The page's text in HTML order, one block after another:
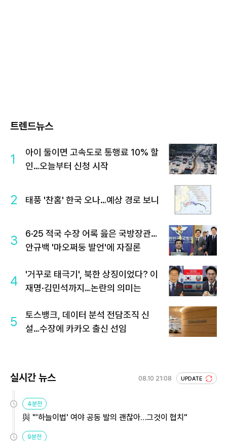
트렌드뉴스
1
아이 둘이면 고속도로 통행료 10% 할
인…오늘부터 신청 시작
2 태풍 '찬홈' 한국 오나…예상 경로 보니
3
6·25 적국 수장 어록 읊은 국방장관…
안규백 '마오쩌둥 발언'에 자질론
4
'거꾸로 태극기', 북한 상징이었다? 이
재명·김민석까지…논란의 의미는
5
토스뱅크, 데이터 분석 전담조직 신
설…수장에 카카오 출신 선임
실시간 뉴스 08.10 21:08 UPDATE
4분전
與 "'하늘이법' 여야 공동 발의 괜찮아…그것이 협치"
9분전